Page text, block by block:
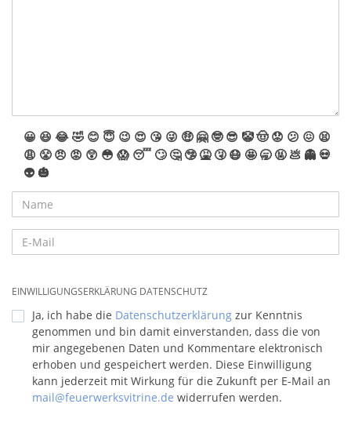
😀 😆 😂🤣 😊 😇 😉 😍 😘 😜 🤑 🤗 🤓 😎 🤡🤠 😟 😕 😖 😫
😩 😤 😠 😡 😲 😳 😱 😴 🙄 🤔 🤥 🤮 🤧 😷 🤩 🥱 🤬 💩 👻 💀
👽 🎃
EINWILLIGUNGSERKLÄRUNG DATENSCHUTZ
Ja, ich habe die Datenschutzerklärung zur Kenntnis
genommen und bin damit einverstanden, dass die von
mir angegebenen Daten und Kommentare elektronisch
erhoben und gespeichert werden. Diese Einwilligung
kann jederzeit mit Wirkung für die Zukunft per E-Mail an
mail@feuerwerksvitrine.de widerrufen werden.